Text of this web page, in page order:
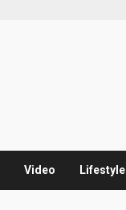
Video Lifestyle